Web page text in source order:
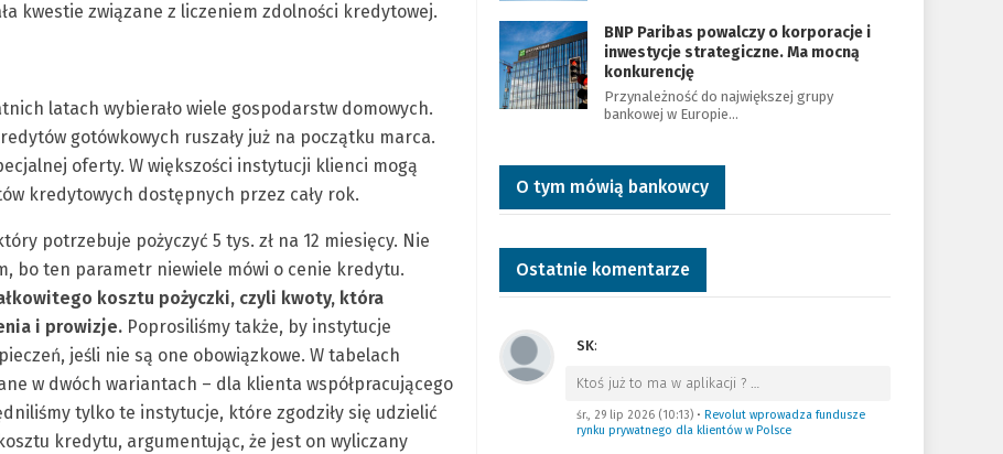
kwestie związane z liczeniem zdolności kredytowej.
latach wybierało wiele gospodarstw domowych.
gotówkowych ruszały już na początku marca.
oferty. W większości instytucji klienci mogą
kredytowych dostępnych przez cały rok.
potrzebuje pożyczyć 5 tys. zł na 12 miesięcy. Nie
bo ten parametr niewiele mówi o cenie kredytu.
kosztu pożyczki, czyli kwoty, która
i prowizje. Poprosiliśmy także, by instytucje
jeśli nie są one obowiązkowe. W tabelach
w dwóch wariantach – dla klienta współpracującego
tylko te instytucje, które zgodziły się udzielić
kredytu, argumentując, że jest on wyliczany
BNP Paribas powalczy o korporacje i
inwestycje strategiczne. Ma mocną
konkurencję
Przynależność do największej grupy
bankowej w Europie…
O tym mówią bankowcy
Ostatnie komentarze
SK:
Ktoś już to ma w aplikacji ? …
śr., 29 lip 2026 (10:13)• Revolut wprowadza fundusze
rynku prywatnego dla klientów w Polsce